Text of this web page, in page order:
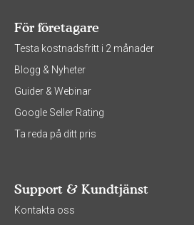
För företagare
Testa kostnadsfritt i 2 månader
Blogg & Nyheter
Guider & Webinar
Google Seller Rating
Ta reda på ditt pris
Support & Kundtjänst
Kontakta oss